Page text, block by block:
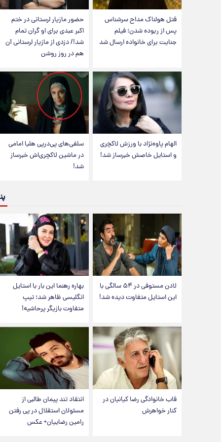
قتل هولناک مداح سرشناس
پس از ربوده شدن؛ فیلم
جنایت برای خانواده ارسال شد
حضور مازیار لرستانی در ختم
اکبر عبدی برای او گران تمام
شد!/ دزدی از مازیار لرستانی آن
هم در روز روشن
الهام پاوه‌نژاد با ورزش لاکچری
و استایل خاصش خبرساز شد!
سلفی‌های پی‌درپی هلیا امامی
در ماشین لاکچری‌اش خبرساز
شد!
لادن مستوفی در ۵۴ سالگی با
این استایل متفاوت دیده شد!
بهاره رهنما این بار با استایل
انگلیسی ظاهر شد؛ تیپ
متفاوت بازیگر پرحاشیه!
قاب خانوادگی رضا کیانیان در
کنار خواهرش
انتقاد تند پیمان طالبی از
مسئولان استقلال در پی رفتن
رامین رضاییان+ عکس